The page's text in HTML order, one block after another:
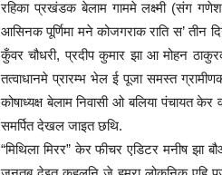
रहिका प्रखंडक बेलाम गाममे लक्ष्मी (संग
आसिनक पूर्णिमा मने कोजगराक राति स’
कुँवर चौधरी, प्रदीप कुमार झा आ मोहन
तत्वाधानमे प्रारम्भ भेल ई पूजा समस्त
कोषाध्यक्ष बेलाम निवासी ओ बलिया पंचायत
समर्पित देखल जाइत छथि.
“मिथिला मिरर” केर फीचर एडिटर मनीष